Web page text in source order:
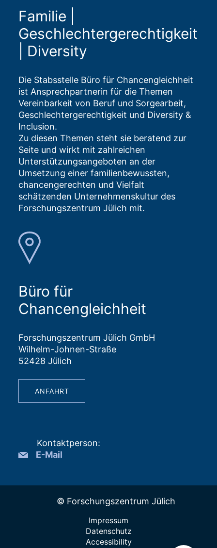
Familie |
Geschlechtergerechtigkeit
| Diversity
Die Stabsstelle Büro für Chancengleichheit
ist Ansprechpartnerin für die Themen
Vereinbarkeit von Beruf und Sorgearbeit,
Geschlechtergerechtigkeit und Diversity &
Inclusion.
Zu diesen Themen steht sie beratend zur
Seite und wirkt mit zahlreichen
Unterstützungsangeboten an der
Umsetzung einer familienbewussten,
chancengerechten und Vielfalt
schätzenden Unternehmenskultur des
Forschungszentrum Jülich mit.
Büro für
Chancengleichheit
Forschungszentrum Jülich GmbH
Wilhelm-Johnen-Straße
52428 Jülich
ANFAHRT
Kontaktperson:
E-Mail
© Forschungszentrum Jülich
Impressum
Datenschutz
Accessibility